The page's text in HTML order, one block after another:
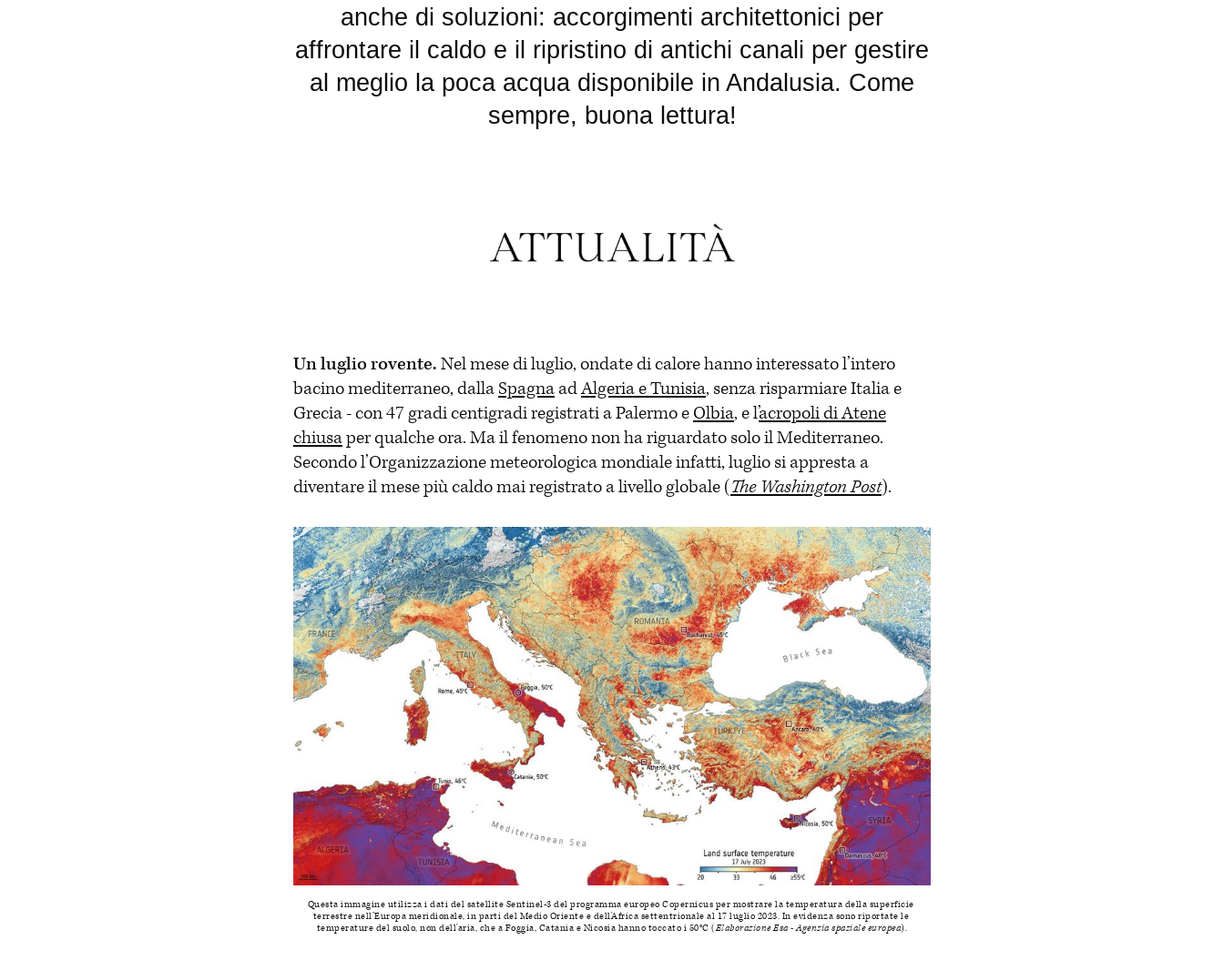
anche di soluzioni: accorgimenti architettonici per
affrontare il caldo e il ripristino di antichi canali per gestire
al meglio la poca acqua disponibile in Andalusia. Come
sempre, buona lettura!
Un luglio rovente.Nel mese di luglio, ondate di calore hanno interessato l’intero
bacino mediterraneo, dallaSpagnaadAlgeria e Tunisia, senza risparmiare Italia e
Grecia - con 47 gradi centigradi registrati a Palermo eOlbia, e l’acropoli di Atene
chiusaper qualche ora. Ma il fenomeno non ha riguardato solo il Mediterraneo.
Secondo l’Organizzazione meteorologica mondiale infatti, luglio si appresta a
diventare il mese più caldo mai registrato a livello globale (The Washington Post).
Questa immagine utilizza i dati del satellite Sentinel-3 del programma europeo Copernicus per mostrare la temperatura della superficie
terrestre nell’Europa meridionale, in parti del Medio Oriente e dell'Africa settentrionale al 17 luglio 2023. In evidenza sono riportate le
temperature del suolo, non dell'aria, che a Foggia, Catania e Nicosia hanno toccato i 50°C (Elaborazione Esa - Agenzia spaziale europea).